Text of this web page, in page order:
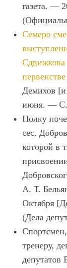
газета. —
Семеро
Сдвижкова
Демихов
июня. — С.
Полку
сес.
которой в
А. Т.
Октября
(Дела
тренеру,
депутатов